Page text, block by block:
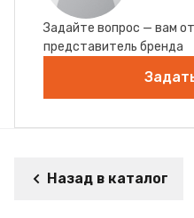
Задайте вопрос — вам
представитель бренда
Назад в каталог